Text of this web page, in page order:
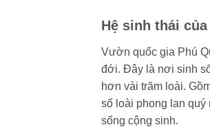
Hệ sinh thái
Vườn quốc gia Phú
đới. Đây là nơi sinh
hơn vài trăm loài.
số loài phong lan
sống cộng sinh.